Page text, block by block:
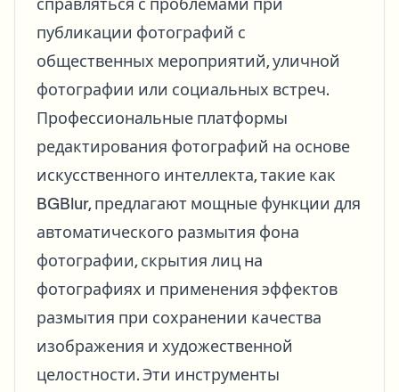
публикации фотографий с
общественных мероприятий, уличной
фотографии или социальных встреч.
Профессиональные платформы
редактирования фотографий на основе
искусственного интеллекта, такие как
BGBlur, предлагают мощные функции для
автоматического размытия фона
фотографии, скрытия лиц на
фотографиях и применения эффектов
размытия при сохранении качества
изображения и художественной
целостности. Эти инструменты